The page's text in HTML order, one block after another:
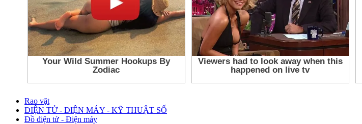
Rao vặt
ĐIỆN TỬ - ĐIỆN MÁY - KỸ THUẬT SỐ
Đồ điện tử - Điện máy